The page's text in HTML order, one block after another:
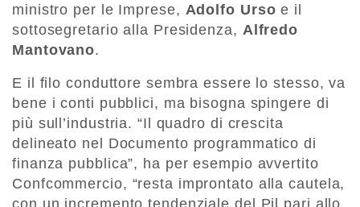
ministro per le Imprese, Adolfo Urso e il
sottosegretario alla Presidenza, Alfredo
Mantovano.
E il filo conduttore sembra essere lo stesso, va
bene i conti pubblici, ma bisogna spingere di
più sull’industria. “Il quadro di crescita
delineato nel Documento programmatico di
finanza pubblica”, ha per esempio avvertito
Confcommercio, “resta improntato alla cautela,
con un incremento tendenziale del Pil pari allo